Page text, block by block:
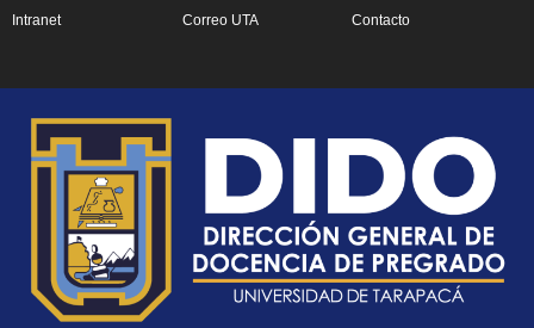
Intranet Correo UTA Contacto